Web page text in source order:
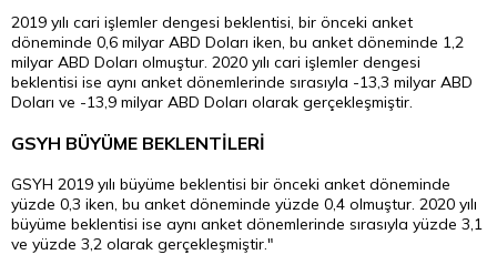
2019 yılı cari işlemler dengesi beklentisi, bir önceki anket
döneminde 0,6 milyar ABD Doları iken, bu anket döneminde 1,2
milyar ABD Doları olmuştur. 2020 yılı cari işlemler dengesi
beklentisi ise aynı anket dönemlerinde sırasıyla -13,3 milyar ABD
Doları ve -13,9 milyar ABD Doları olarak gerçekleşmiştir.
GSYH BÜYÜME BEKLENTİLERİ
GSYH 2019 yılı büyüme beklentisi bir önceki anket döneminde
yüzde 0,3 iken, bu anket döneminde yüzde 0,4 olmuştur. 2020 yılı
büyüme beklentisi ise aynı anket dönemlerinde sırasıyla yüzde 3,1
ve yüzde 3,2 olarak gerçekleşmiştir."